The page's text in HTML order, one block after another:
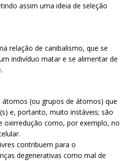
assim uma ideia de seleção
relação de canibalismo, que se
indivíduo matar e se alimentar de
átomos (ou grupos de átomos) que
e, portanto, muito instáveis; são
oxirredução como, por exemplo, no
contribuem para o
degenerativas como mal de